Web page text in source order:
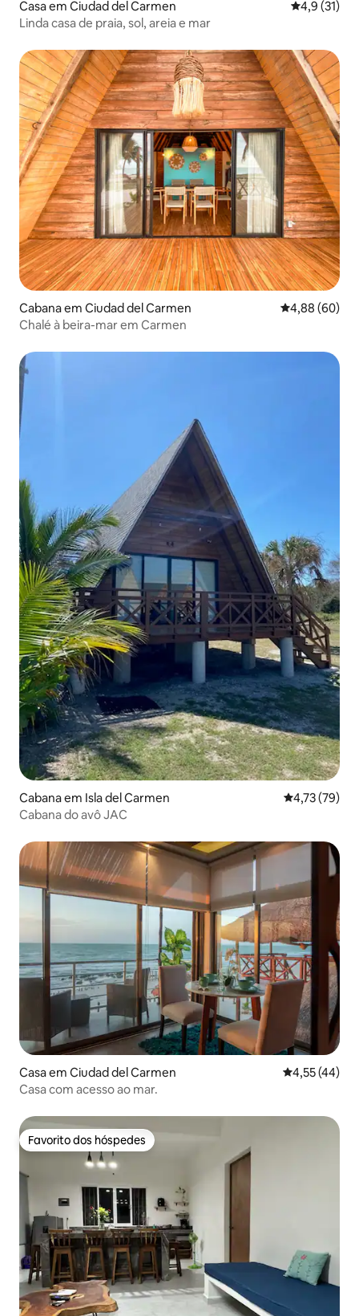
Casa em Ciudad del Carmen
4,9 (31)
Linda casa de praia, sol, areia e mar
Cabana em Ciudad del Carmen Classificação
4,88 (60)
Chalé à beira-mar em Carmen
Cabana em Isla del Carmen Classificação
4,73 (79)
Cabana do avô JAC
Casa em Ciudad del Carmen Classificação
4,55 (44)
Casa com acesso ao mar.
Favorito dos hóspedes
Favorito dos hóspedes